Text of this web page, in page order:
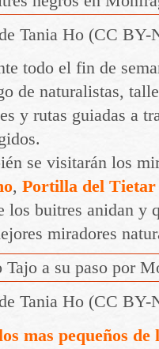
Tania Ho (CC BY-
todo el fin de
de naturalistas,
y rutas guiadas a
se visitarán los
, Portilla del Tietar
los buitres anidan y
miradores
Tania Ho (CC BY-
mas pequeños de